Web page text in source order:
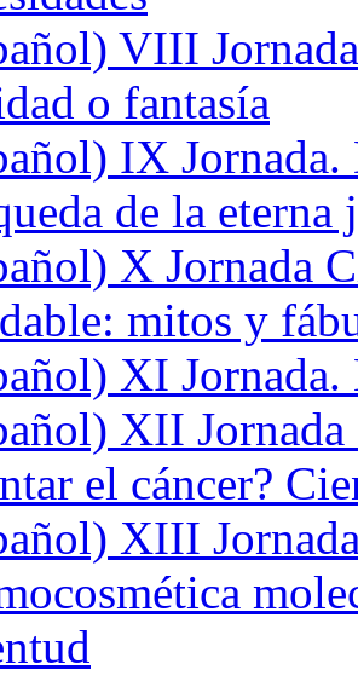
VIII
o fantasía
IX
de la eterna
X Jornada
mitos y
XI Jornada.
XII Jornada
el cáncer?
XIII